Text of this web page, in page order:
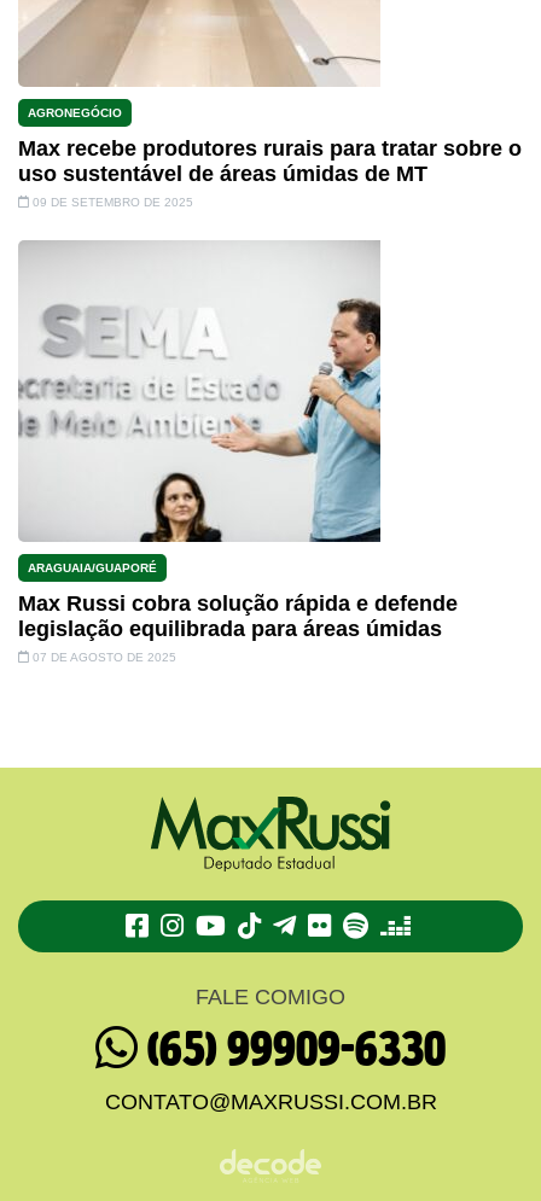
AGRONEGÓCIO
Max recebe produtores rurais para tratar sobre o
uso sustentável de áreas úmidas de MT
09 DE SETEMBRO DE 2025
ARAGUAIA/GUAPORÉ
Max Russi cobra solução rápida e defende
legislação equilibrada para áreas úmidas
07 DE AGOSTO DE 2025
TikTokTelegram
FlickrSpotifyDeezer
FALE COMIGO
(65) 99909-6330
CONTATO@MAXRUSSI.COM.BR